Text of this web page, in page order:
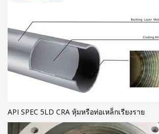
API SPEC 5LD CRA หุ้มหรือท่อเหล็กเรียงราย